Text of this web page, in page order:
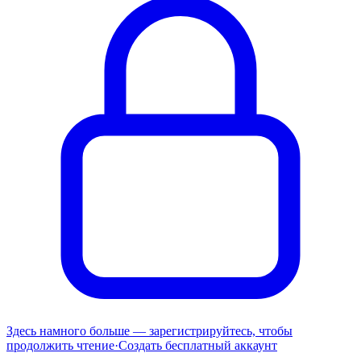
Здесь намного больше — зарегистрируйтесь, чтобы
продолжить чтение·Создать бесплатный аккаунт